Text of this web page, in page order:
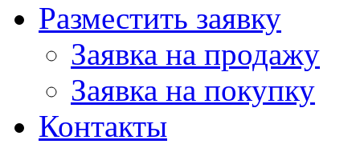
Разместить заявку
Заявка на продажу
Заявка на покупку
Контакты